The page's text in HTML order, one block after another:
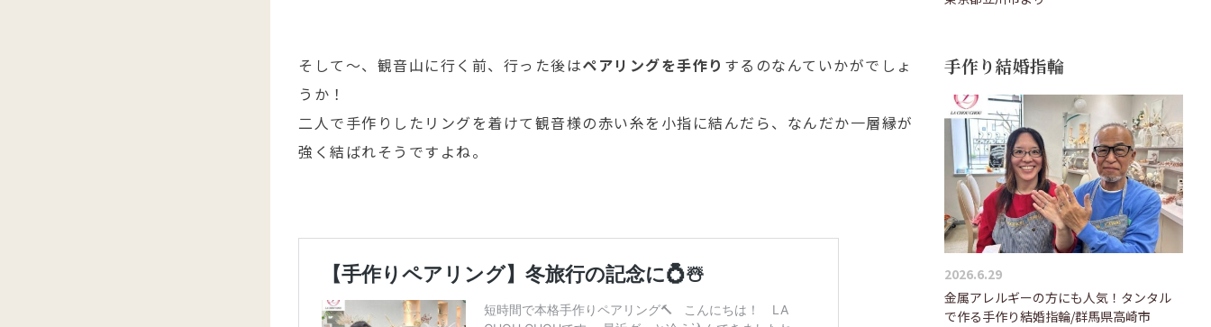
そして～、観音山に行く前、行った後はペアリングを手作り するのなんていかがでしょ
うか！
二人で手作りしたリングを着けて観音様の赤い糸を小指に結んだら、なんだか一層縁が
強く結ばれそうですよね。
手作り結婚指輪
2026.6.29
金属アレルギーの方にも人気！タンタル
で作る手作り結婚指輪/群馬県高崎市